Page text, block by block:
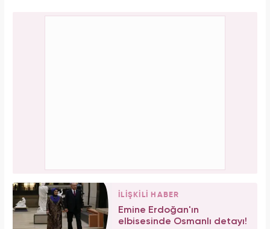
İLİŞKİLİ HABER
Emine Erdoğan'ın
elbisesinde Osmanlı detayı!